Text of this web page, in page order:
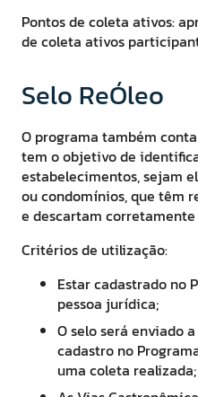
Pontos de coleta ativos:
de coleta ativos
Selo ReÓleo
O programa também
tem o objetivo de
estabelecimentos, sejam
ou condomínios, que têm
e descartam
Critérios de utilização:
Estar cadastrado no
pessoa jurídica;
O selo será enviado
cadastro no
uma coleta realizada;